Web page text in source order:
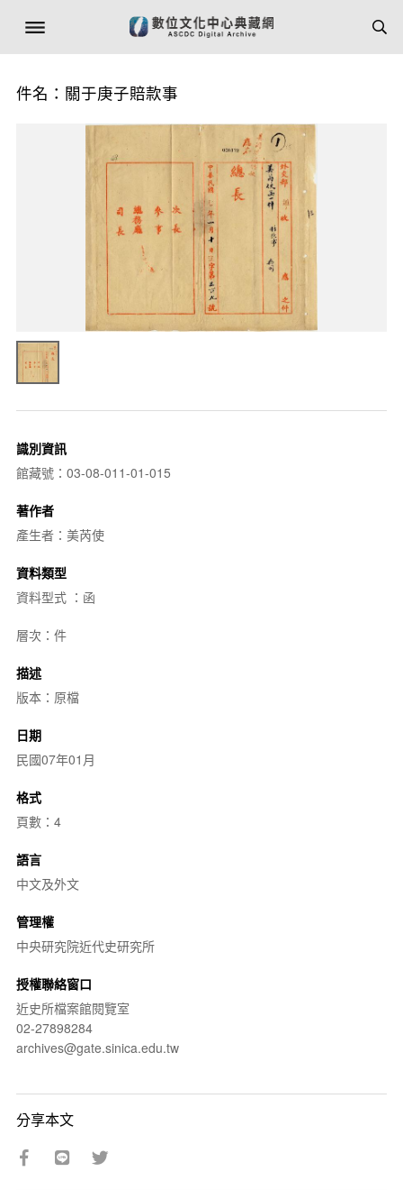
件名：關于庚子賠款事
識別資訊
館藏號：03-08-011-01-015
著作者
產生者：美芮使
資料類型
資料型式 ：函
層次：件
描述
版本：原檔
日期
民國07年01月
格式
頁數：4
語言
中文及外文
管理權
中央研究院近代史研究所
授權聯絡窗口
近史所檔案館閱覽室
02-27898284
archives@gate.sinica.edu.tw
分享本文